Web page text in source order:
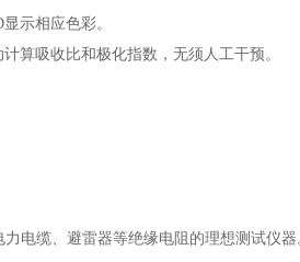
显示相应色彩。
计算吸收比和极化指数，无须人工干预。
力电缆、避雷器等绝缘电阻的理想测试仪器